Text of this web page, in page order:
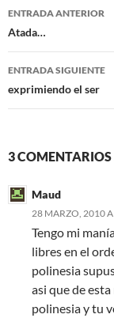
o
r
Navegación
de
entradas
ENTRADA ANTERIOR
Atada…
ENTRADA SIGUIENTE
exprimiendo el ser
3 COMENTARIOS
Maud
28 MARZO, 2010
Tengo mi
libres en el
polinesia
asi que de
polinesia y tu